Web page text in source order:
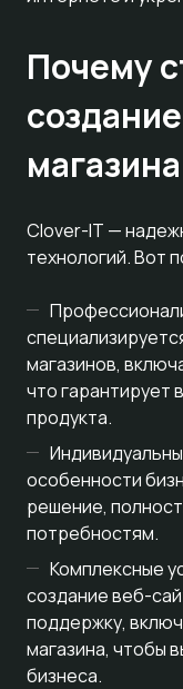
Почему
Clover-IT —
технологий. Вот
магазинов,
что гарантирует
продукта.
особенности
решение,
потребностям.
Комплексные
создание веб-
поддержку,
магазина, чтобы
бизнеса.